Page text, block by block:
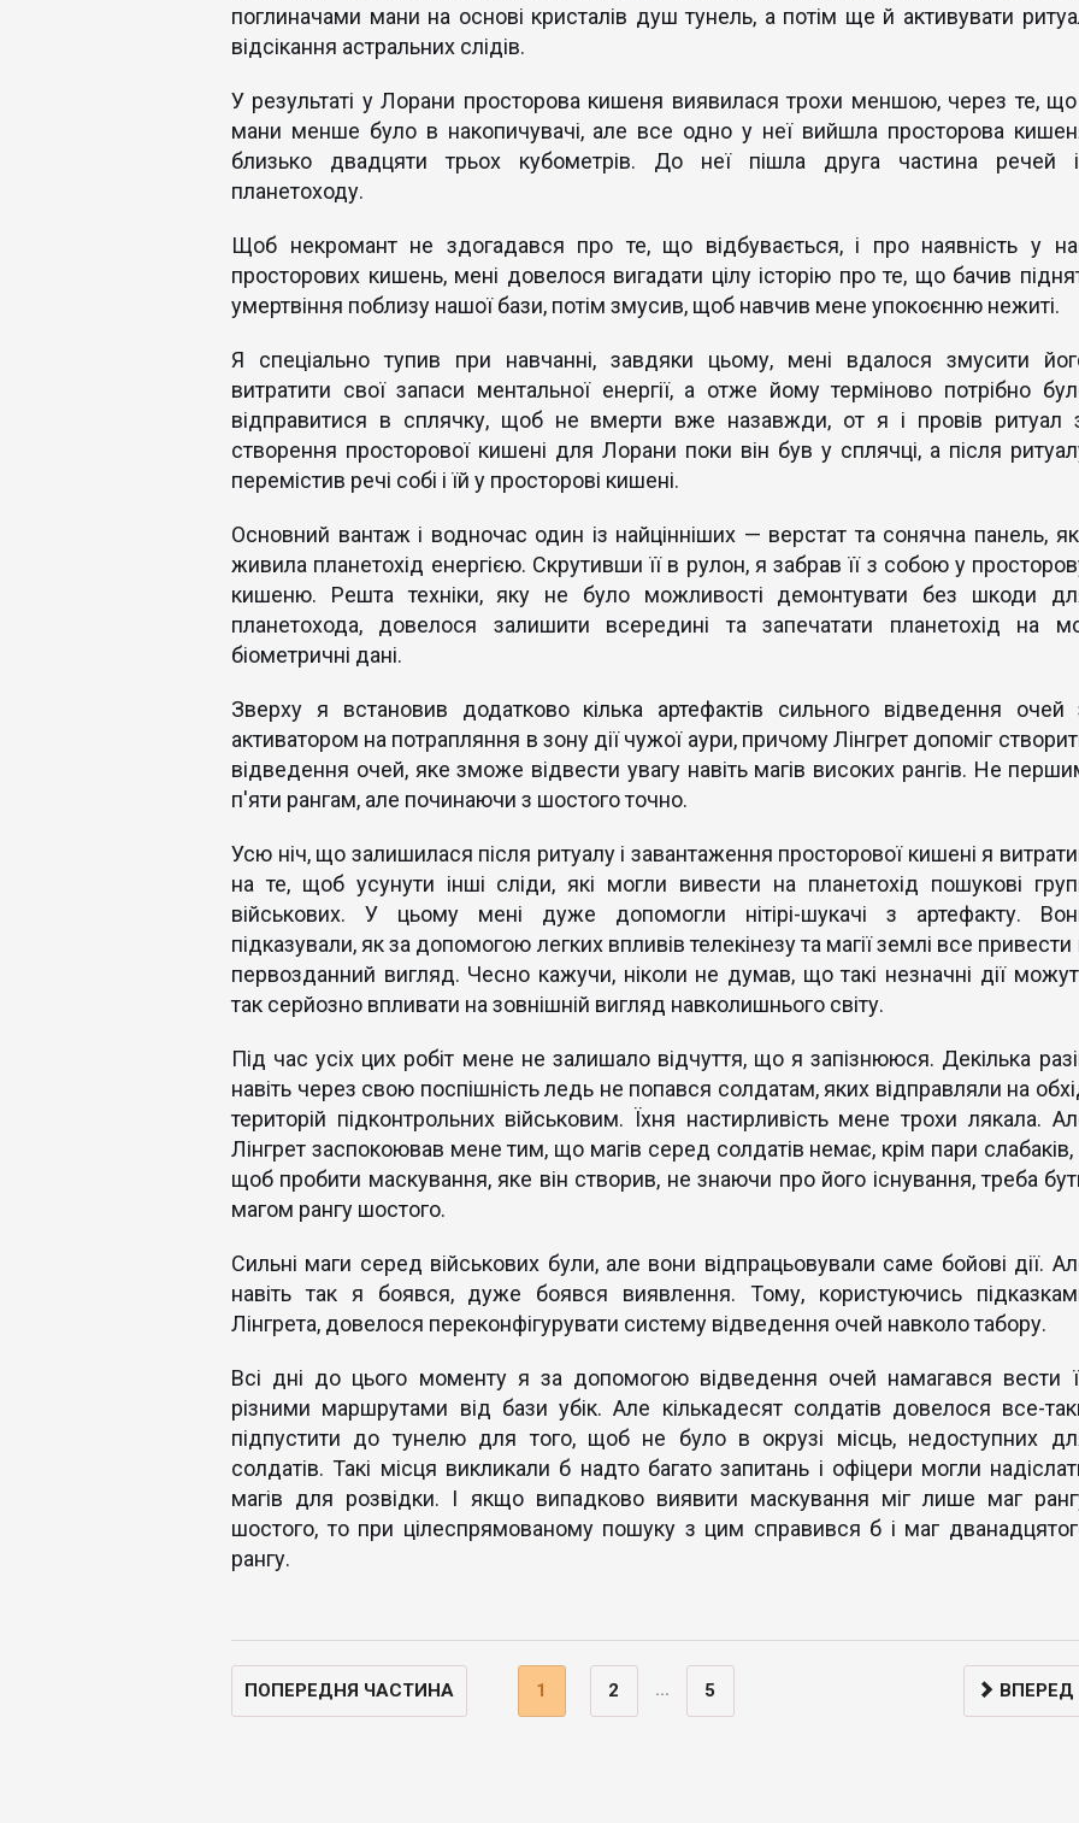
поглиначами мани на основі кристалів душ тунель, а потім ще й активувати
відсікання астральних слідів.
У результаті у Лорани просторова кишеня виявилася трохи меншою, через те, що
мани менше було в накопичувачі, але все одно у неї вийшла просторова
близько двадцяти трьох кубометрів. До неї пішла друга частина речей
планетоходу.
Щоб некромант не здогадався про те, що відбувається, і про наявність у
просторових кишень, мені довелося вигадати цілу історію про те, що бачив
умертвіння поблизу нашої бази, потім змусив, щоб навчив мене упокоєнню нежиті.
Я спеціально тупив при навчанні, завдяки цьому, мені вдалося змусити
витратити свої запаси ментальної енергії, а отже йому терміново потрібно
відправитися в сплячку, щоб не вмерти вже назавжди, от я і провів ритуал
створення просторової кишені для Лорани поки він був у сплячці, а після
перемістив речі собі і їй у просторові кишені.
Основний вантаж і водночас один із найцінніших — верстат та сонячна панель,
живила планетохід енергією. Скрутивши її в рулон, я забрав її з собою у
кишеню. Решта техніки, яку не було можливості демонтувати без шкоди
планетохода, довелося залишити всередині та запечатати планетохід на
біометричні дані.
Зверху я встановив додатково кілька артефактів сильного відведення очей
активатором на потрапляння в зону дії чужої аури, причому Лінгрет допоміг
відведення очей, яке зможе відвести увагу навіть магів високих рангів. Не
п'яти рангам, але починаючи з шостого точно.
Усю ніч, що залишилася після ритуалу і завантаження просторової кишені я
на те, щоб усунути інші сліди, які могли вивести на планетохід пошукові
військових. У цьому мені дуже допомогли нітірі-шукачі з артефакту.
підказували, як за допомогою легких впливів телекінезу та магії землі все привести
первозданний вигляд. Чесно кажучи, ніколи не думав, що такі незначні дії
так серйозно впливати на зовнішній вигляд навколишнього світу.
Під час усіх цих робіт мене не залишало відчуття, що я запізнююся. Декілька
навіть через свою поспішність ледь не попався солдатам, яких відправляли на
територій підконтрольних військовим. Їхня настирливість мене трохи лякала.
Лінгрет заспокоював мене тим, що магів серед солдатів немає, крім пари слабаків,
щоб пробити маскування, яке він створив, не знаючи про його існування, треба
магом рангу шостого.
Сильні маги серед військових були, але вони відпрацьовували саме бойові дії.
навіть так я боявся, дуже боявся виявлення. Тому, користуючись
Лінгрета, довелося переконфігурувати систему відведення очей навколо табору.
Всі дні до цього моменту я за допомогою відведення очей намагався вести
різними маршрутами від бази убік. Але кількадесят солдатів довелося все-
підпустити до тунелю для того, щоб не було в окрузі місць, недоступних
солдатів. Такі місця викликали б надто багато запитань і офіцери могли
магів для розвідки. І якщо випадково виявити маскування міг лише маг
шостого, то при цілеспрямованому пошуку з цим справився б і маг
рангу.
ПОПЕРЕДНЯ ЧАСТИНА 1 2 ... 5 ВПЕРЕД